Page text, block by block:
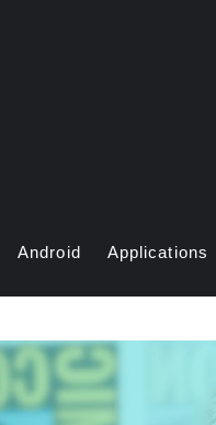
Android Applications